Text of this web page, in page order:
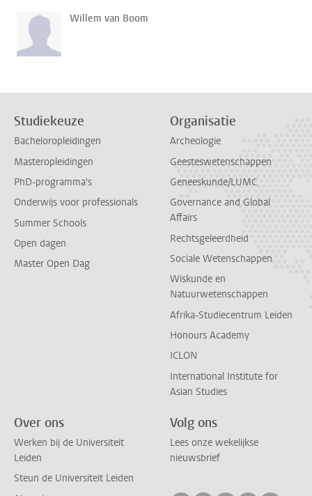
Willem van Boom
Studiekeuze
Bacheloropleidingen
Masteropleidingen
PhD-programma's
Onderwijs voor professionals
Summer Schools
Open dagen
Master Open Dag
Organisatie
Archeologie
Geesteswetenschappen
Geneeskunde/LUMC
Governance and Global
Affairs
Rechtsgeleerdheid
Sociale Wetenschappen
Wiskunde en
Natuurwetenschappen
Afrika-Studiecentrum Leiden
Honours Academy
ICLON
International Institute for
Asian Studies
Over ons
Werken bij de Universiteit
Leiden
Steun de Universiteit Leiden
Volg ons
Lees onze wekelijkse
nieuwsbrief